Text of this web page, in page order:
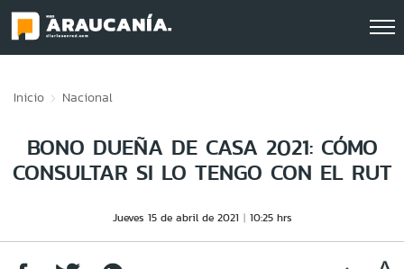
Inicio Nacional
BONO DUEÑA DE CASA 2021: CÓMO
CONSULTAR SI LO TENGO CON EL RUT
Jueves 15 de abril de 2021 10:25 hrs